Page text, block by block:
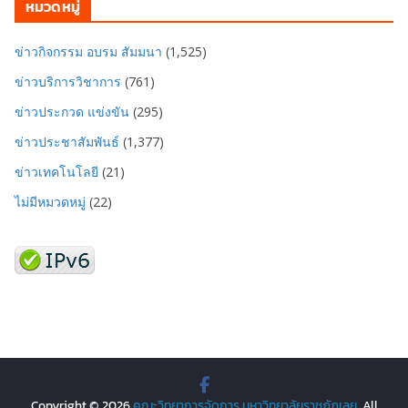
หมวดหมู่
ข่าวกิจกรรม อบรม สัมมนา (1,525)
ข่าวบริการวิชาการ (761)
ข่าวประกวด แข่งขัน (295)
ข่าวประชาสัมพันธ์ (1,377)
ข่าวเทคโนโลยี (21)
ไม่มีหมวดหมู่ (22)